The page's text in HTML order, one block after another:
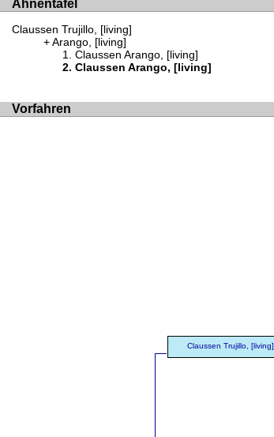
Ahnentafel
Claussen Trujillo, [living]
Arango, [living]
Claussen Arango, [living]
Claussen Arango, [living]
Vorfahren
Claussen Trujillo, [living]